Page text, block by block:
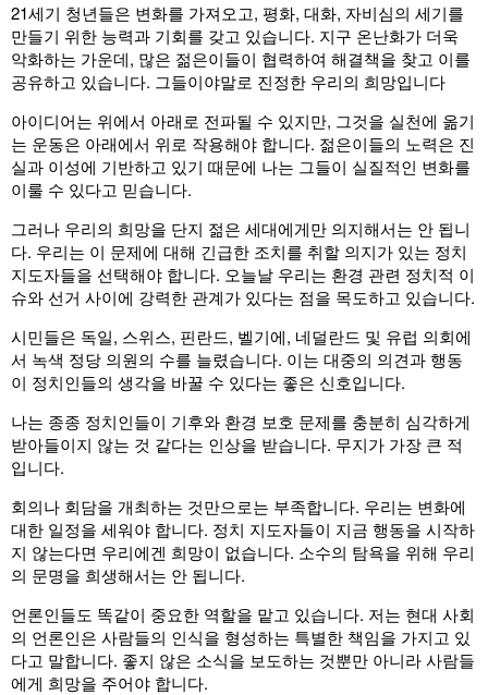
21세기 청년들은 변화를 가져오고, 평화, 대화, 자비심의 세기를
만들기 위한 능력과 기회를 갖고 있습니다. 지구 온난화가 더욱
악화하는 가운데, 많은 젊은이들이 협력하여 해결책을 찾고 이를
공유하고 있습니다. 그들이야말로 진정한 우리의 희망입니다
아이디어는 위에서 아래로 전파될 수 있지만, 그것을 실천에 옮기
는 운동은 아래에서 위로 작용해야 합니다. 젊은이들의 노력은 진
실과 이성에 기반하고 있기 때문에 나는 그들이 실질적인 변화를
이룰 수 있다고 믿습니다.
그러나 우리의 희망을 단지 젊은 세대에게만 의지해서는 안 됩니
다. 우리는 이 문제에 대해 긴급한 조치를 취할 의지가 있는 정치
지도자들을 선택해야 합니다. 오늘날 우리는 환경 관련 정치적 이
슈와 선거 사이에 강력한 관계가 있다는 점을 목도하고 있습니다.
시민들은 독일, 스위스, 핀란드, 벨기에, 네덜란드 및 유럽 의회에
서 녹색 정당 의원의 수를 늘렸습니다. 이는 대중의 의견과 행동
이 정치인들의 생각을 바꿀 수 있다는 좋은 신호입니다.
나는 종종 정치인들이 기후와 환경 보호 문제를 충분히 심각하게
받아들이지 않는 것 같다는 인상을 받습니다. 무지가 가장 큰 적
입니다.
회의나 회담을 개최하는 것만으로는 부족합니다. 우리는 변화에
대한 일정을 세워야 합니다. 정치 지도자들이 지금 행동을 시작하
지 않는다면 우리에겐 희망이 없습니다. 소수의 탐욕을 위해 우리
의 문명을 희생해서는 안 됩니다.
언론인들도 똑같이 중요한 역할을 맡고 있습니다. 저는 현대 사회
의 언론인은 사람들의 인식을 형성하는 특별한 책임을 가지고 있
다고 말합니다. 좋지 않은 소식을 보도하는 것뿐만 아니라 사람들
에게 희망을 주어야 합니다.